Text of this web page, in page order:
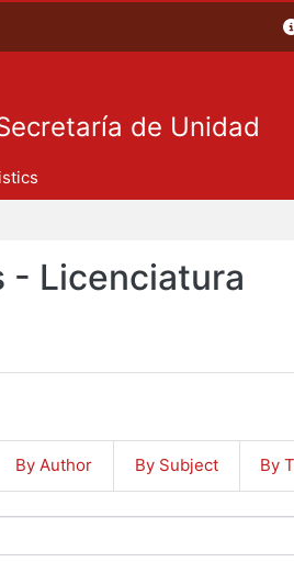
de Unidad
- Licenciatura
By Author By Subject By